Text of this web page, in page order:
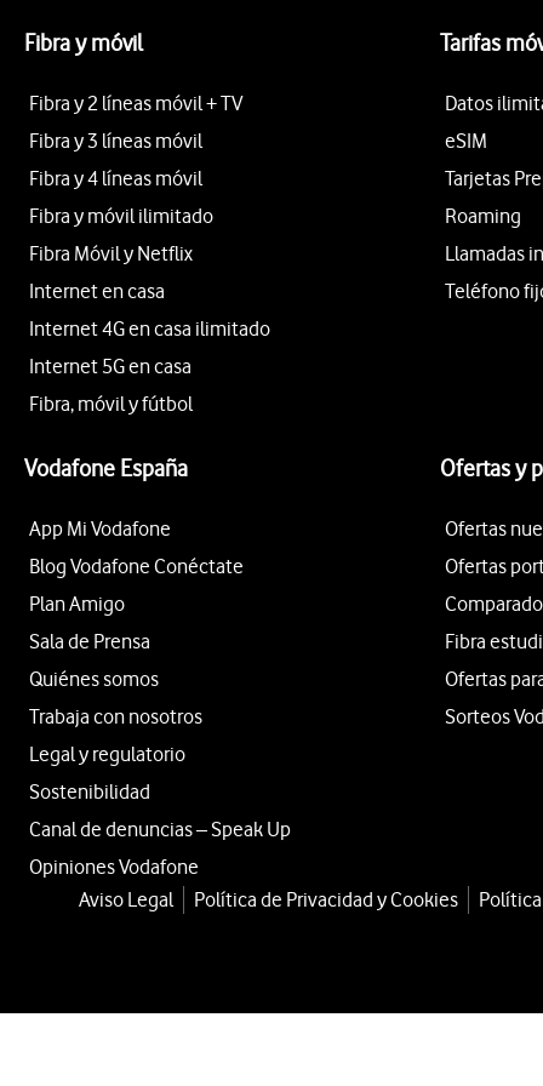
Fibra y móvil
Fibra y 2 líneas móvil + TV
Fibra y 3 líneas móvil
Fibra y 4 líneas móvil
Fibra y móvil ilimitado
Fibra Móvil y Netflix
Internet en casa
Internet 4G en casa ilimitado
Internet 5G en casa
Fibra, móvil y fútbol
Tarifas
Datos
eSIM
Tarjetas
Roaming
Llamadas
Teléfono
Vodafone España
App Mi Vodafone
Blog Vodafone Conéctate
Plan Amigo
Sala de Prensa
Quiénes somos
Trabaja con nosotros
Legal y regulatorio
Sostenibilidad
Canal de denuncias – Speak Up
Opiniones Vodafone
Ofertas y
Ofertas
Ofertas
Fibra
Ofertas
Sorteos
Aviso Legal Política de Privacidad y Cookies